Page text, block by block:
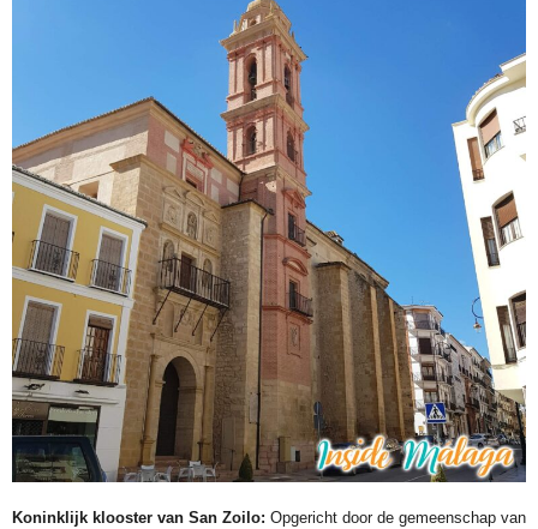
Koninklijk klooster van San Zoilo: Opgericht door de gemeenschap van